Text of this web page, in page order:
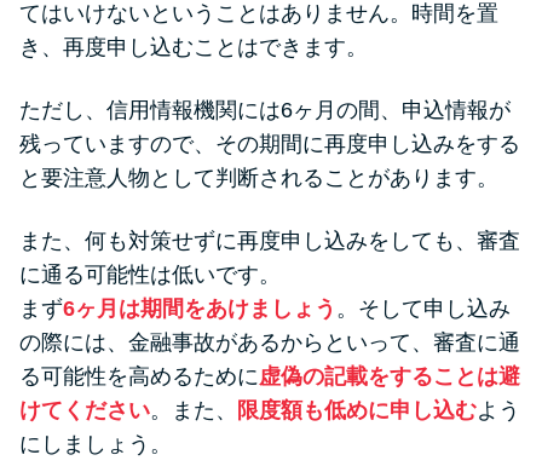
てはいけないということはありません。時間を置
き、再度申し込むことはできます。
ただし、信用情報機関には6ヶ月の間、申込情報が
残っていますので、その期間に再度申し込みをする
と要注意人物として判断されることがあります。
また、何も対策せずに再度申し込みをしても、審査
に通る可能性は低いです。
まず6ヶ月は期間をあけましょう 。そして申し込み
の際には、金融事故があるからといって、審査に通
る可能性を高めるために 虚偽の記載をすることは避
けてください。また、 限度額も低めに申し込むよう
にしましょう。